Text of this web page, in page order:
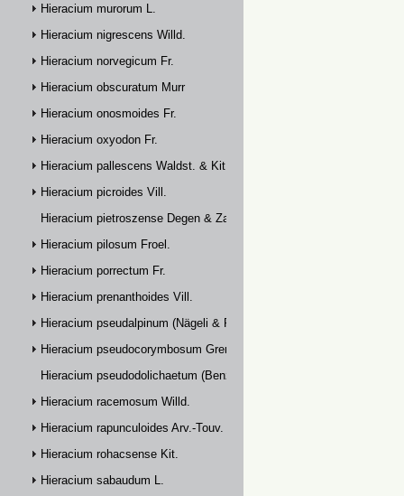
Hieracium murorum L.
Hieracium nigrescens Willd.
Hieracium norvegicum Fr.
Hieracium obscuratum Murr
Hieracium onosmoides Fr.
Hieracium oxyodon Fr.
Hieracium pallescens Waldst. & Kit.
Hieracium picroides Vill.
Hieracium pietroszense Degen & Zahn
Hieracium pilosum Froel.
Hieracium porrectum Fr.
Hieracium prenanthoides Vill.
Hieracium pseudalpinum (Nägeli & Peter) Prain
Hieracium pseudocorymbosum Gremli
Hieracium pseudodolichaetum (Benz & Zahn) Zahn
Hieracium racemosum Willd.
Hieracium rapunculoides Arv.-Touv.
Hieracium rohacsense Kit.
Hieracium sabaudum L.